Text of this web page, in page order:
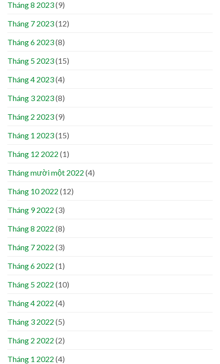
Tháng 8 2023(9)
Tháng 7 2023(12)
Tháng 6 2023(8)
Tháng 5 2023(15)
Tháng 4 2023(4)
Tháng 3 2023(8)
Tháng 2 2023(9)
Tháng 1 2023(15)
Tháng 12 2022 (1)
Tháng mười một 2022 (4)
Tháng 10 2022 (12)
Tháng 9 2022 (3)
Tháng 8 2022 (8)
Tháng 7 2022 (3)
Tháng 6 2022 (1)
Tháng 5 2022 (10)
Tháng 4 2022 (4)
Tháng 3 2022 (5)
Tháng 2 2022 (2)
Tháng 1 2022 (4)